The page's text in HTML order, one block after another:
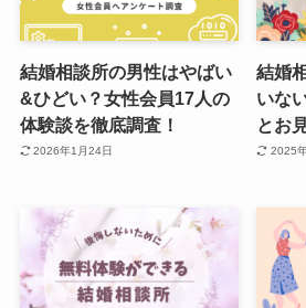
結婚相談所の男性はやばい
&ひどい？女性会員17人の
体験談を徹底調査！
2026年1月24日
結婚
いな
とお
2025